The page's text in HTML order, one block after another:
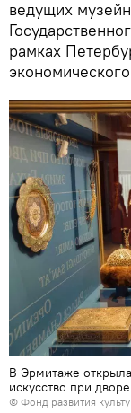
ведущих
рамках
В Эрмитаже
искусство при
© Фонд развития